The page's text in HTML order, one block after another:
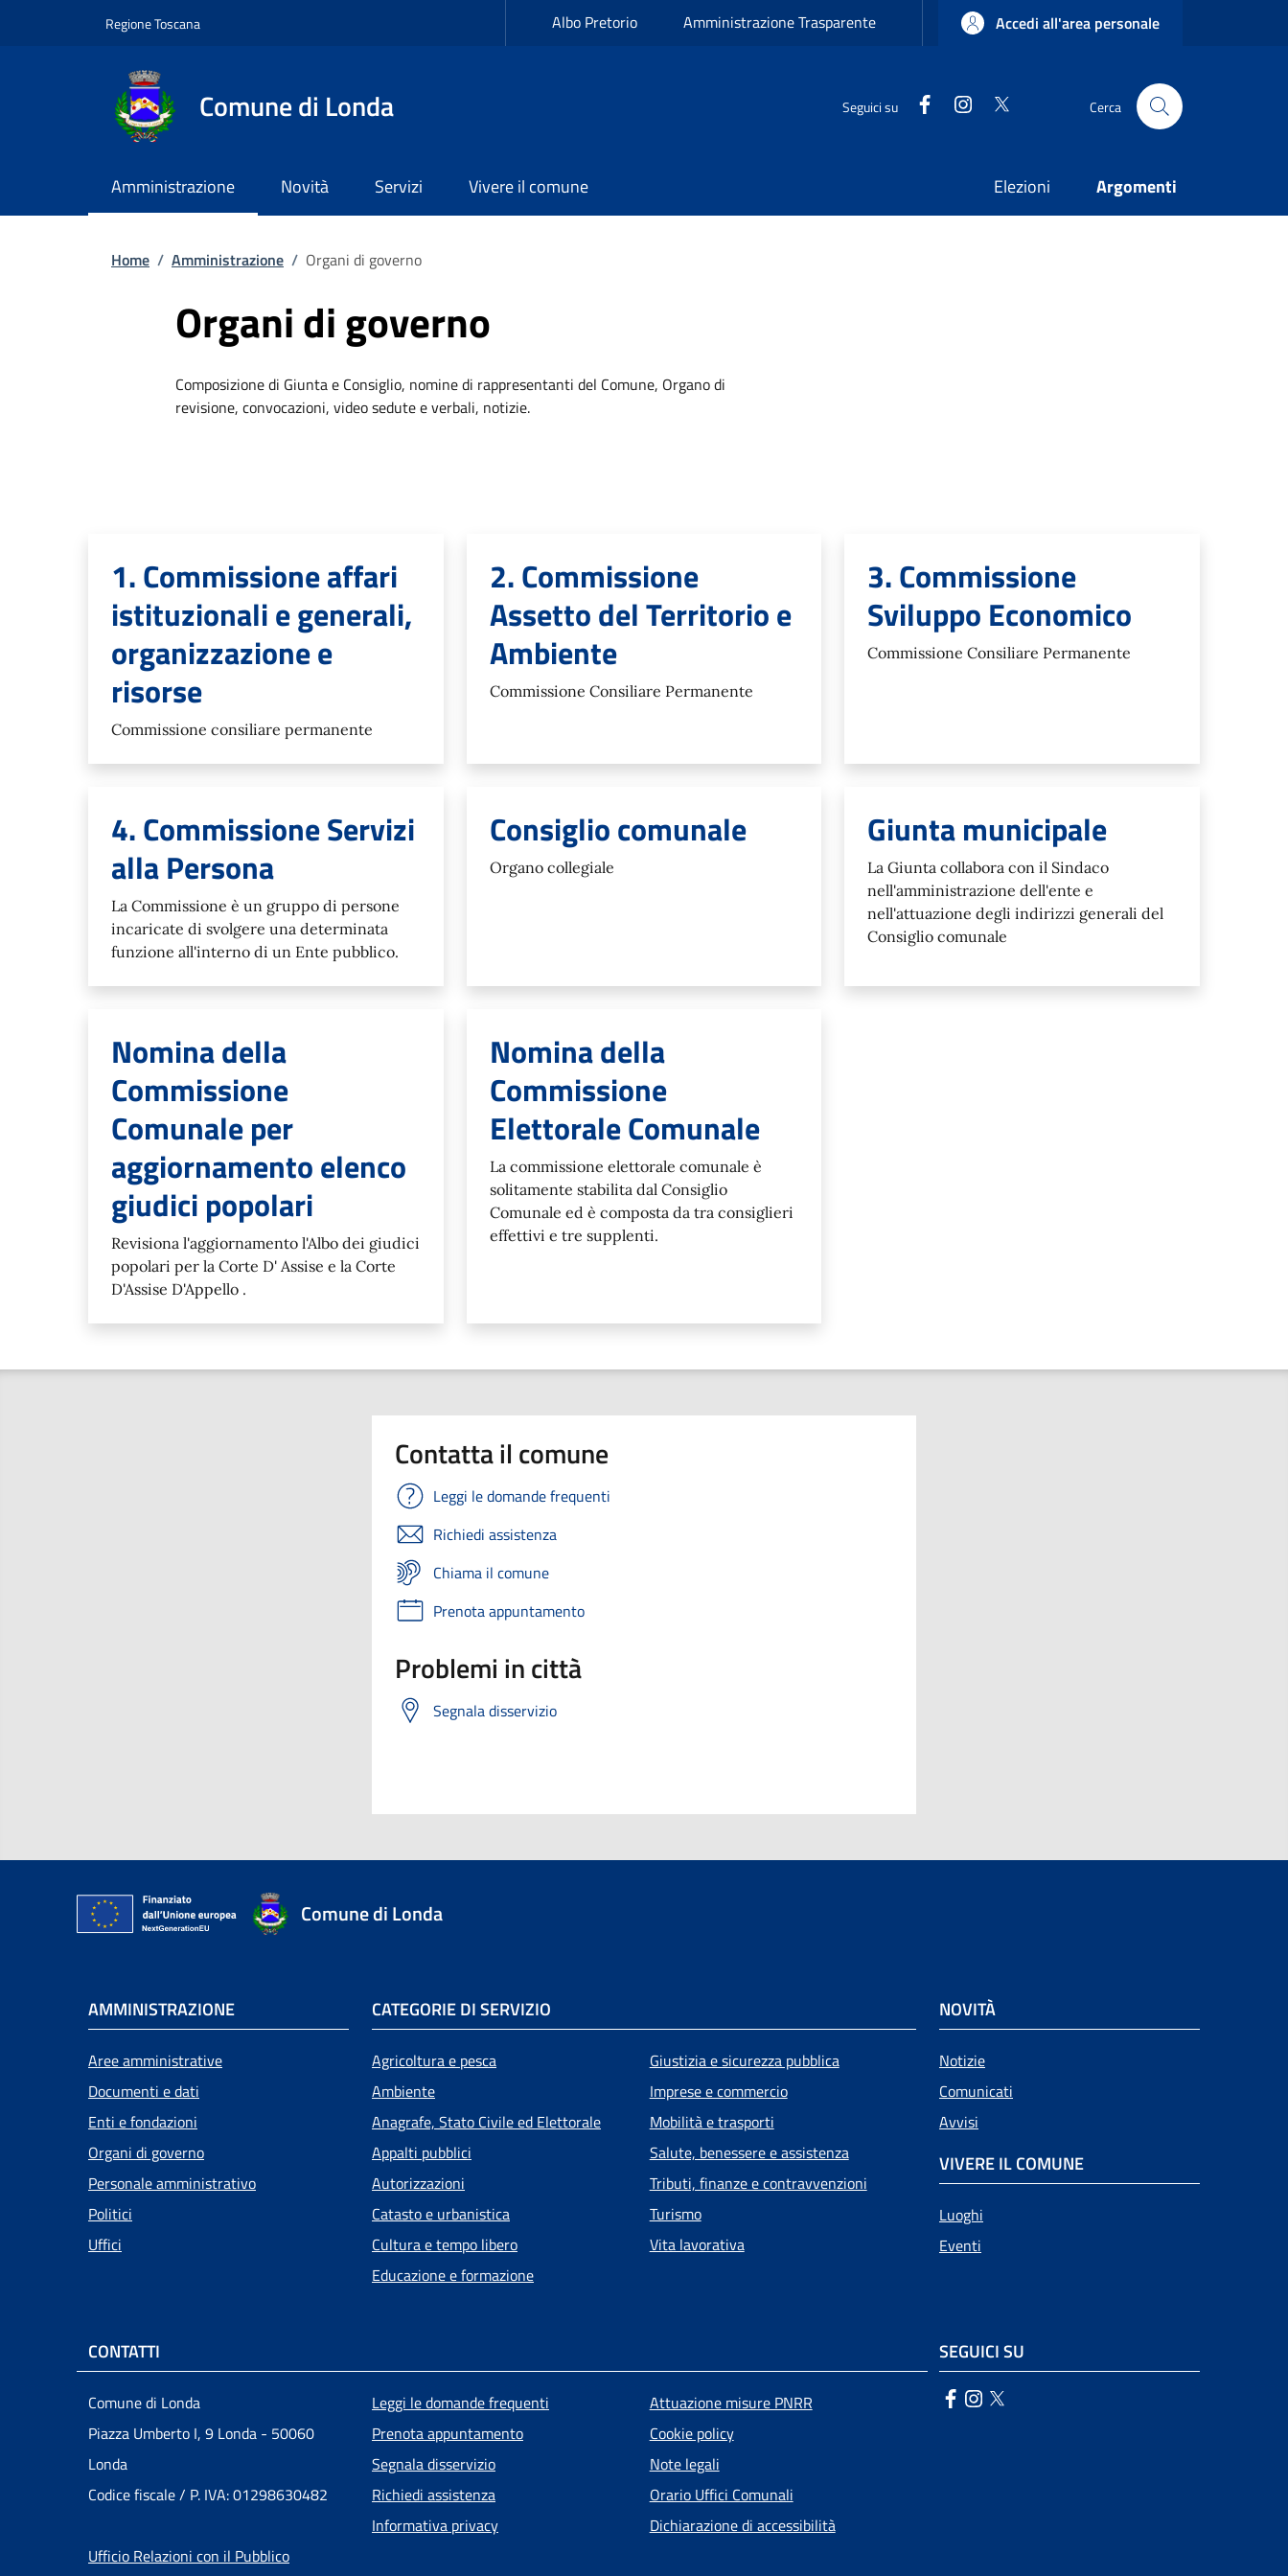
Regione ToscanaSlim top Albo Pretorio Amministrazione Trasparente Accedi all'area personale
Comune di Londa Seguici su FacebookInstagram Cerca
Amministrazione Novità Servizi Vivere il comune Elezioni Argomenti
Briciole di pane
Home / Amministrazione / Organi di governo
Organi di governo
Composizione di Giunta e Consiglio, nomine di rappresentanti del Comune, Organo di
revisione, convocazioni, video sedute e verbali, notizie.
1. Commissione affari
istituzionali e generali,
organizzazione e
risorse
Commissione consiliare permanente
2. Commissione
Assetto del Territorio e
Ambiente
Commissione Consiliare Permanente
3. Commissione
Sviluppo Economico
Commissione Consiliare Permanente
4. Commissione Servizi
alla Persona
La Commissione è un gruppo di persone
incaricate di svolgere una determinata
funzione all'interno di un Ente pubblico.
Consiglio comunale
Organo collegiale
Giunta municipale
La Giunta collabora con il Sindaco
nell'amministrazione dell'ente e
nell'attuazione degli indirizzi generali del
Consiglio comunale
Nomina della
Commissione
Comunale per
aggiornamento elenco
giudici popolari
Revisiona l'aggiornamento l'Albo dei giudici
popolari per la Corte D' Assise e la Corte
D'Assise D'Appello .
Nomina della
Commissione
Elettorale Comunale
La commissione elettorale comunale è
solitamente stabilita dal Consiglio
Comunale ed è composta da tra consiglieri
effettivi e tre supplenti.
Contatta il comune
Leggi le domande frequenti
Richiedi assistenza
Chiama il comune
Prenota appuntamento
Problemi in città
Segnala disservizio
Comune di Londa
AMMINISTRAZIONE
Aree amministrative
Documenti e dati
Enti e fondazioni
Organi di governo
Personale amministrativo
Politici
Uffici
CATEGORIE DI SERVIZIO
Agricoltura e pesca
Ambiente
Anagrafe, Stato Civile ed Elettorale
Appalti pubblici
Autorizzazioni
Catasto e urbanistica
Cultura e tempo libero
Educazione e formazione
Giustizia e sicurezza pubblica
Imprese e commercio
Mobilità e trasporti
Salute, benessere e assistenza
Tributi, finanze e contravvenzioni
Turismo
Vita lavorativa
NOVITÀ
Notizie
Comunicati
Avvisi
VIVERE IL COMUNE
Luoghi
Eventi
CONTATTI
Comune di Londa
Piazza Umberto I, 9 Londa - 50060
Londa
Codice fiscale / P. IVA: 01298630482
Ufficio Relazioni con il Pubblico
Menu piè di pagina
Leggi le domande frequenti
Prenota appuntamento
Segnala disservizio
Richiedi assistenza
Informativa privacy
Attuazione misure PNRR
Cookie policy
Note legali
Orario Uffici Comunali
Dichiarazione di accessibilità
SEGUICI SU
FacebookInstagram